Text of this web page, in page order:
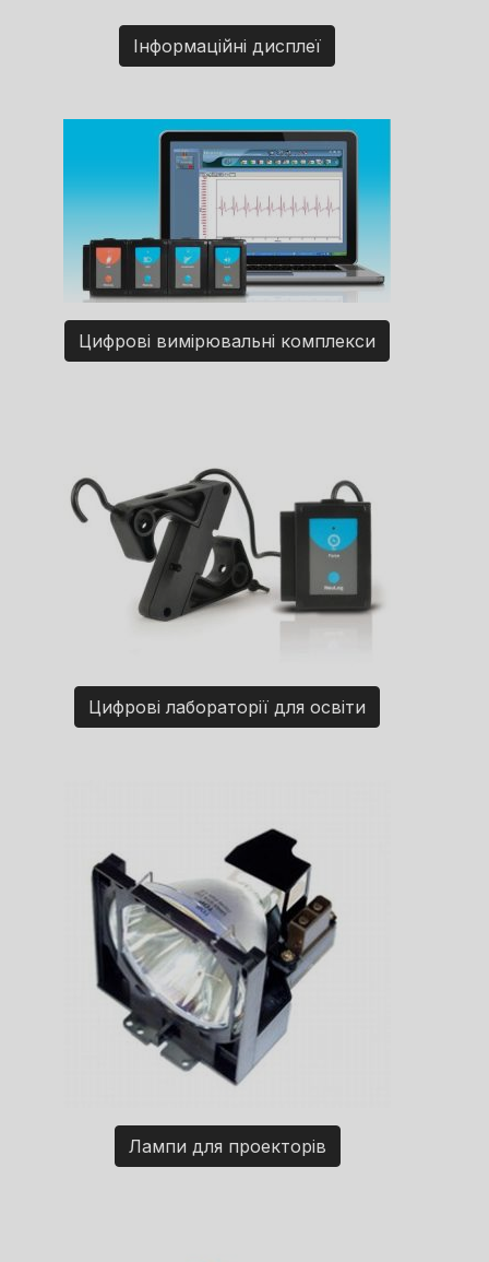
Інформаційні дисплеї
Цифрові вимірювальні комплекси
Цифрові лабораторії для освіти
Лампи для проекторів